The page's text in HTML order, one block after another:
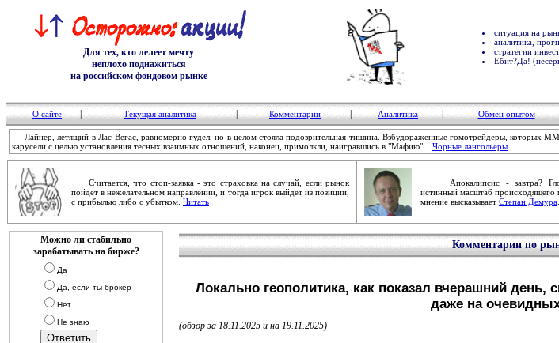
Для тех, кто лелеет мечту
неплохо поднажиться
на российском фондовом рынке
ситуация на
аналитика,
стратегии
Ебит?Да!
О сайте Текущая аналитика Комментарии Аналитика Обмен опытом
Лайнер, летящий в Лас-Вегас, равномерно гудел, но в целом стояла подозрительная тишина. Взбудораженные гомотрейдеры, которых
карусели с целью установления тесных взаимных отношений, наконец, примолкли, наигравшись в "Мафию"... Чорные лангольеры
Считается, что стоп-заявка - это страховка на случай, если рынок
пойдет в нежелательном направлении, и тогда игрок выйдет из позиции,
с прибылью либо с убытком. Читать
Апокалипсис - завтра?
истинный масштаб происходящего
мнение высказывает Степан Демура
Можно ли стабильно
зарабатывать на бирже?
Да
Да, если ты брокер
Нет
Не знаю
Комментарии по
Локально геополитика, как показал вчерашний день,
даже на
(обзор за 18.11.2025 и на 19.11.2025)